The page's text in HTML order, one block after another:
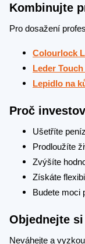
Kombinujte
Pro dosažení
Colourlock
Leder
Lepidlo na
Proč
Ušetříte
Prodloužíte
Zvýšíte
Získáte
Budete moci
Objednejte
Neváhejte a